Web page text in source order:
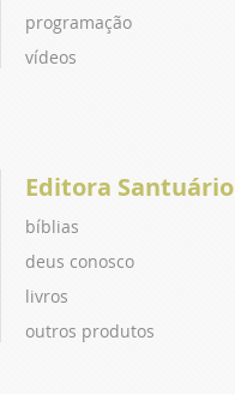
programação
vídeos
Editora Santuário
bíblias
deus conosco
livros
outros produtos